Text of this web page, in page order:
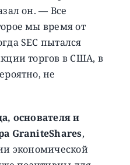
он. — Все
мы время от
SEC пытался
торгов в США, в
не
основателя и
GraniteShares,
экономической